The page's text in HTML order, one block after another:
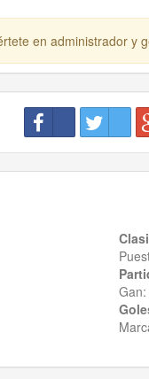
en administrador y
Gan: